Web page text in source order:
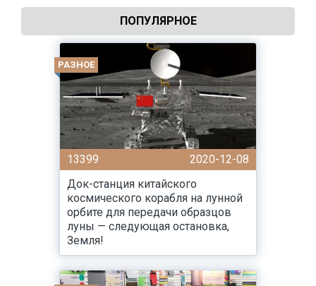
ПОПУЛЯРНОЕ
РАЗНОЕ
13399
2020-12-08
Док-станция китайского
космического корабля на лунной
орбите для передачи образцов
луны — следующая остановка,
Земля!